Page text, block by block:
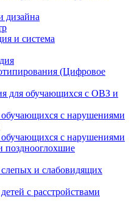
дизайна
и система
(Цифровое
для обучающихся с ОВЗ и
с нарушениями
с нарушениями
позднооглохшие
и слабовидящих
с расстройствами